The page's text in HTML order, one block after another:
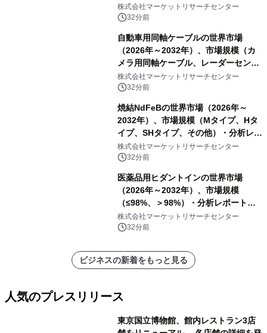
ーゼ製吸気エアフィルター、フォーム
製吸気エアフィルター）・分析レポー
株式会社マーケットリサーチセンター
32分前
自動車用同軸ケーブルの世界市場
（2026年～2032年）、市場規模（カ
メラ用同軸ケーブル、レーダーセンサ
ー用同軸ケーブル、ディスプレイ用同
軸ケーブル、アンテナ用同軸ケーブ
ル）・分析レポートを発表
株式会社マーケットリサーチセンター
32分前
焼結NdFeBの世界市場（2026年～
2032年）、市場規模（Mタイプ、Hタ
イプ、SHタイプ、その他）・分析レポ
ートを発表
株式会社マーケットリサーチセンター
32分前
医薬品用ヒダントインの世界市場
（2026年～2032年）、市場規模
（≤98%、＞98%）・分析レポートを
発表
株式会社マーケットリサーチセンター
32分前
ビジネスの新着をもっと見る
人気のプレスリリース
東京国立博物館、館内レストラン3店